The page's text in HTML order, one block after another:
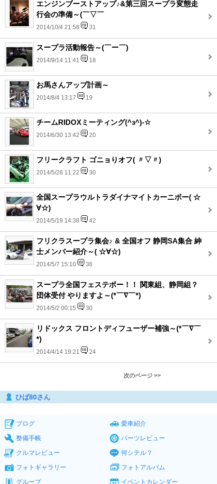
エンジンブーストアップ♪&第三回スープラ変態走
行会の準備～(￣▽￣
2014/10/4 21:58 31
スープラ活動報告～(￣ー￣)
2014/9/14 11:41 18
お馬さんアップ計画～
2014/8/4 13:17 19
チームRIDOXミーティング(^з^)-☆
2014/6/30 13:42 20
フリークラフト ゴニョりオフ( 〃▽〃)
2014/5/28 11:22 30
全国スープラウルトラダイナマイトカーニボー( ☆
∀☆)
2014/5/19 14:38 42
フリクラスープラ集会♪ & 全国オフ 静岡SA集合 紳
士メンバー紹介～( ☆∀☆)
2014/5/7 15:10 36
スープラ全国フェステボー！！ 関東組、静岡組？
団体受付 やりますよ～(*￣∇￣*)
2014/5/2 00:15 30
リドックス フロントディフューザー補強～(*￣∇￣
*)
2014/4/14 19:21 24
次のページ >>
ひば80さん
ブログ
愛車紹介
整備手帳
パーツレビュー
クルマレビュー
何シテル？
フォトギャラリー
フォトアルバム
グループ
イベントカレンダー